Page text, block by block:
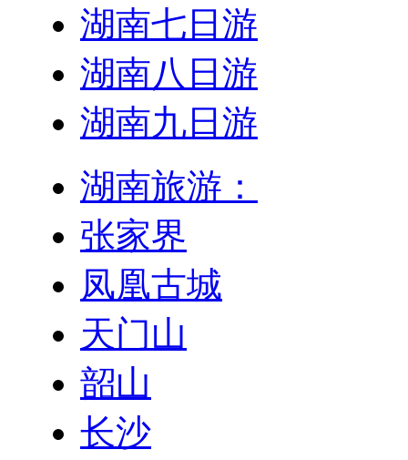
湖南七日游
湖南八日游
湖南九日游
湖南旅游：
张家界
凤凰古城
天门山
韶山
长沙